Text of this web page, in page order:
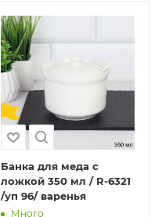
Банка для меда с
ложкой 350 мл / R-6321
/уп 96/ варенья
Много